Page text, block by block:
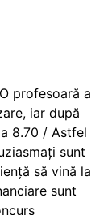
profesoară a
iar după
8.70 / Astfel
sunt
să vină la
sunt